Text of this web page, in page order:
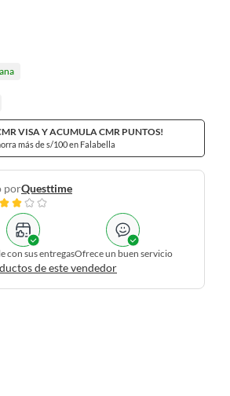
VISA Y ACUMULA CMR PUNTOS!
más de s/100 en Falabella
porQuesttime
con sus entregasOfrece un buen servicio
de este vendedor